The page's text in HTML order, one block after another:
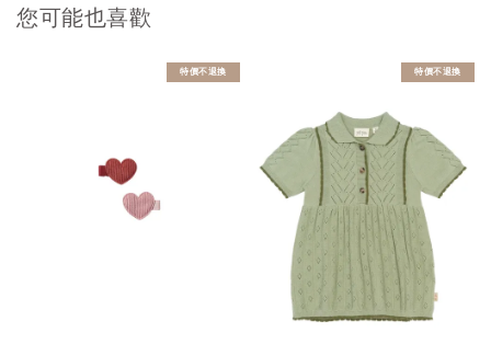
您可能也喜歡
特價不退換 特價不退換